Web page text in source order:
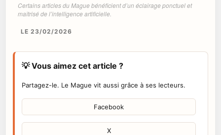
Certains articles du Mague bénéficient d’un éclairage ponctuel et
maîtrisé de l’intelligence artificielle.
LE 23/02/2026
💡 Vous aimez cet article ?
Partagez-le. Le Mague vit aussi grâce à ses lecteurs.
Facebook
X